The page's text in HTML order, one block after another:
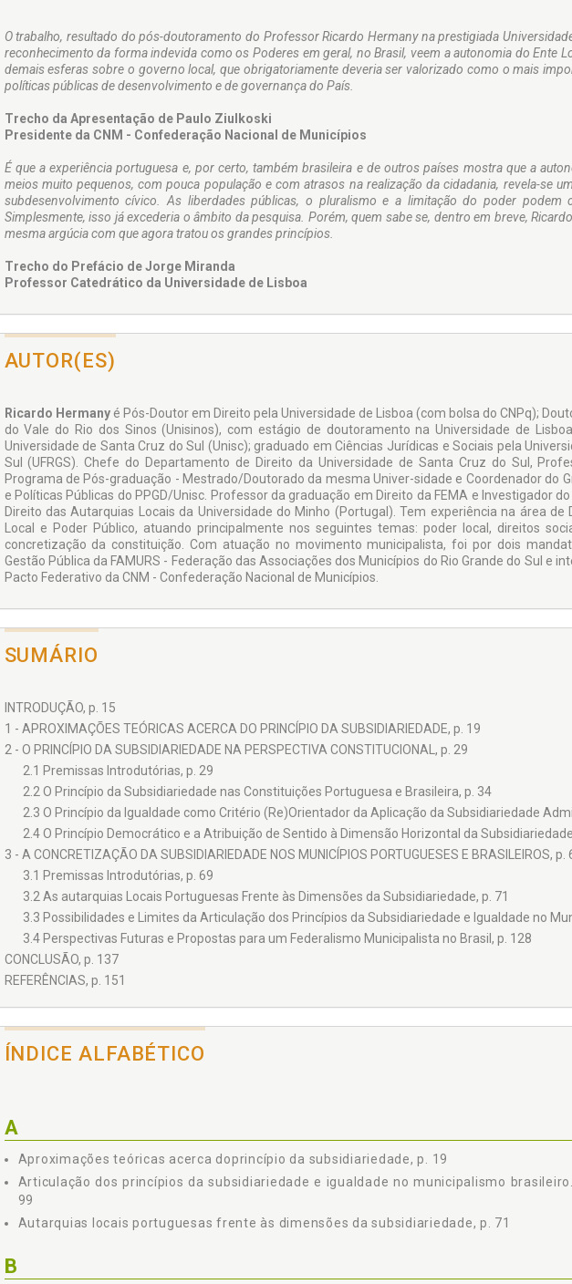
O trabalho, resultado do pós-doutoramento do Professor Ricardo Hermany na prestigiada
reconhecimento da forma indevida como os Poderes em geral, no Brasil, veem a autonomia do Ente
demais esferas sobre o governo local, que obrigatoriamente deveria ser valorizado como o mais
políticas públicas de desenvolvimento e de governança do País.
Trecho da Apresentação de Paulo Ziulkoski
Presidente da CNM - Confederação Nacional de Municípios
É que a experiência portuguesa e, por certo, também brasileira e de outros países mostra que a
meios muito pequenos, com pouca população e com atrasos na realização da cidadania, revela-se
subdesenvolvimento cívico. As liberdades públicas, o pluralismo e a limitação do poder podem
Simplesmente, isso já excederia o âmbito da pesquisa. Porém, quem sabe se, dentro em breve,
mesma argúcia com que agora tratou os grandes princípios.
Trecho do Prefácio de Jorge Miranda
Professor Catedrático da Universidade de Lisboa
AUTOR(ES)
Ricardo Hermany é Pós-Doutor em Direito pela Universidade de Lisboa (com bolsa do CNPq);
do Vale do Rio dos Sinos (Unisinos), com estágio de doutoramento na Universidade de
Universidade de Santa Cruz do Sul (Unisc); graduado em Ciências Jurídicas e Sociais pela
Sul (UFRGS). Chefe do Departamento de Direito da Universidade de Santa Cruz do Sul,
Programa de Pós-graduação - Mestrado/Doutorado da mesma Univer-sidade e Coordenador do
e Políticas Públicas do PPGD/Unisc. Professor da graduação em Direito da FEMA e Investigador
Direito das Autarquias Locais da Universidade do Minho (Portugal). Tem experiência na área
Local e Poder Público, atuando principalmente nos seguintes temas: poder local, direitos
concretização da constituição. Com atuação no movimento municipalista, foi por dois
Gestão Pública da FAMURS - Federação das Associações dos Municípios do Rio Grande do Sul e
Pacto Federativo da CNM - Confederação Nacional de Municípios.
SUMÁRIO
INTRODUÇÃO, p. 15
1 - APROXIMAÇÕES TEÓRICAS ACERCA DO PRINCÍPIO DA SUBSIDIARIEDADE, p. 19
2 - O PRINCÍPIO DA SUBSIDIARIEDADE NA PERSPECTIVA CONSTITUCIONAL, p. 29
2.1 Premissas Introdutórias, p. 29
2.2 O Princípio da Subsidiariedade nas Constituições Portuguesa e Brasileira, p. 34
2.3 O Princípio da Igualdade como Critério (Re)Orientador da Aplicação da Subsidiariedade
2.4 O Princípio Democrático e a Atribuição de Sentido à Dimensão Horizontal da
3 - A CONCRETIZAÇÃO DA SUBSIDIARIEDADE NOS MUNICÍPIOS PORTUGUESES E BRASILEIROS, p.
3.1 Premissas Introdutórias, p. 69
3.2 As autarquias Locais Portuguesas Frente às Dimensões da Subsidiariedade, p. 71
3.3 Possibilidades e Limites da Articulação dos Princípios da Subsidiariedade e Igualdade no
3.4 Perspectivas Futuras e Propostas para um Federalismo Municipalista no Brasil, p. 128
CONCLUSÃO, p. 137
REFERÊNCIAS, p. 151
ÍNDICE ALFABÉTICO
A
Aproximações teóricas acerca doprincípio da subsidiariedade, p. 19
Articulação dos princípios da subsidiariedade e igualdade no municipalismo
99
Autarquias locais portuguesas frente às dimensões da subsidiariedade, p. 71
B